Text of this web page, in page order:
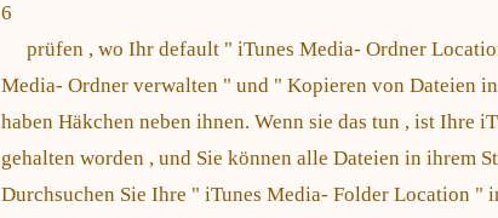
6
prüfen , wo Ihr default " iTunes Media- Ordner
Media- Ordner verwalten " und " Kopieren von Dateien
haben Häkchen neben ihnen. Wenn sie das tun , ist Ihre
gehalten worden , und Sie können alle Dateien in ihrem
Durchsuchen Sie Ihre " iTunes Media- Folder Location "